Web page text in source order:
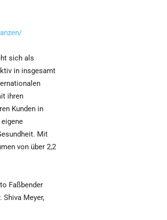
sich als
in insgesamt
ihren
Kunden in
Mit
von über 2,2
Faßbender
Shiva Meyer,